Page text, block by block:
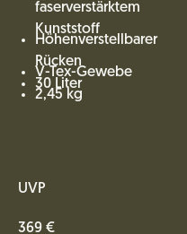
faserverstärktem
Kunststoff
Höhenverstellbarer
Rücken
V-Tex-Gewebe
30 Liter
2,45 kg
UVP
369 €